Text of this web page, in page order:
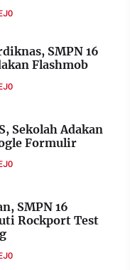
SMPN 16
Flashmob
Sekolah Adakan
Formulir
SMPN 16
Rockport Test